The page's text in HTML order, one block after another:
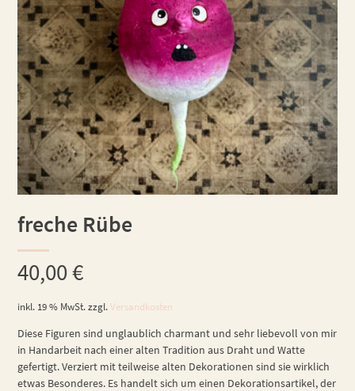
freche Rübe
40,00€
inkl. 19 % MwSt. zzgl.Versandkosten
Diese Figuren sind unglaublich charmant und sehr liebevoll von mir
in Handarbeit nach einer alten Tradition aus Draht und Watte
gefertigt. Verziert mit teilweise alten Dekorationen sind sie wirklich
etwas Besonderes. Es handelt sich um einen Dekorationsartikel, der